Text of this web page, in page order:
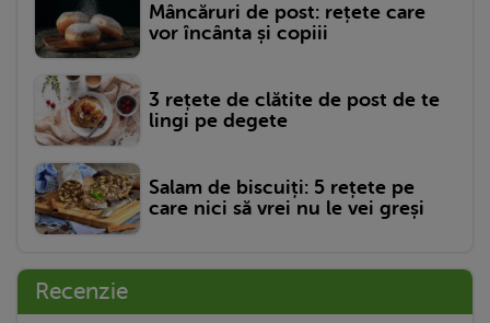
Mâncăruri de post: rețete care
vor încânta și copiii
3 rețete de clătite de post de te
lingi pe degete
Salam de biscuiți: 5 rețete pe
care nici să vrei nu le vei greși
Recenzie